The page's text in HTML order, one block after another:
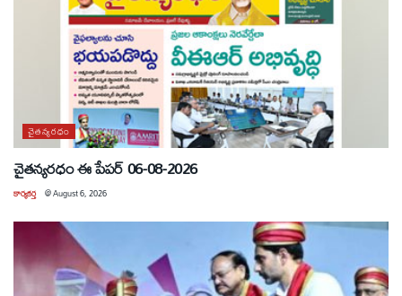
చైతన్యరధం
చైతన్యరధం ఈ పేపర్ 06-08-2026
కార్యకర్త @August 6, 2026